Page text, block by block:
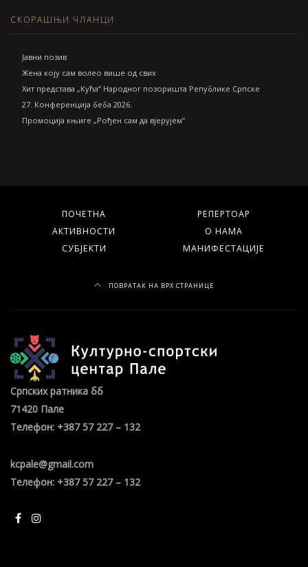
СКОРАШЊИ ЧЛАНЦИ
Jавни позив
Жена коју сам волео више од свих
Хит представа „Кућа“ Народног позоришта Републике Српске
27. Конференција беба 2026.
Промоција књиге „Рођен сам да вјерујем“
ПОЧЕТНА
РЕПЕРТОАР
АКТИВНОСТИ
О НАМА
СУБЈЕКТИ
МАНИФЕСТАЦИЈЕ
ПОВРАТАК НА ВРХ СТРАНИЦЕ
Српских ратника бб
71420 Пале
Телефон: +387 57 227 – 132
kcpale@gmail.com
Телефон: +387 57 227 – 132